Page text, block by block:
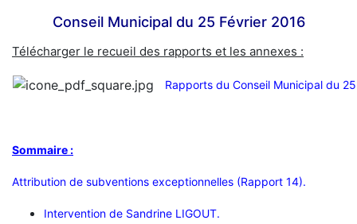
Conseil Municipal du 25 Février 2016
Télécharger le recueil des rapports et les annexes :
Rapports du Conseil Municipal du
Sommaire :
Attribution de subventions exceptionnelles (Rapport 14).
Intervention de Sandrine LIGOUT.